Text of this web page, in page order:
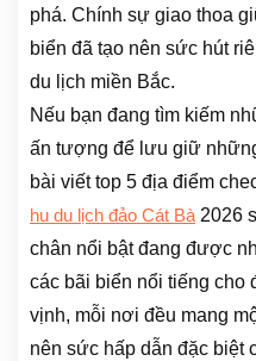
phá. Chính sự giao thoa
biển đã tạo nên sức hút
du lịch miền Bắc.
Nếu bạn đang tìm kiếm
ấn tượng để lưu giữ
bài viết top 5 địa điểm
hu du lịch đảo Cát Bà 2026
chân nổi bật đang được
các bãi biển nổi tiếng cho
vịnh, mỗi nơi đều mang
nên sức hấp dẫn đặc biệt